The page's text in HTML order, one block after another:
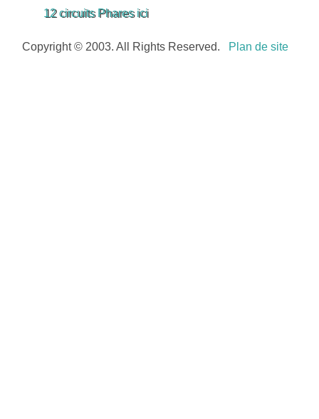
12 circuits Phares ici
Copyright © 2003. All Rights Reserved. Plan de site